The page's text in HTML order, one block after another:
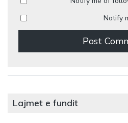
Notify
Lajmet e fundit